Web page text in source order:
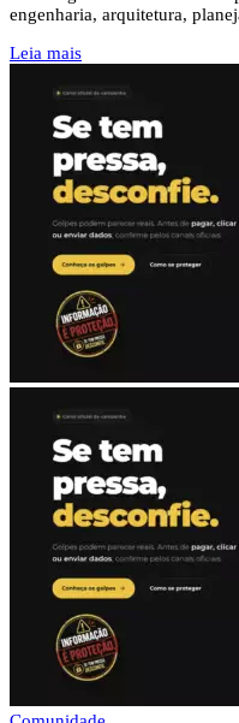
engenharia, arquitetura,
Leia mais